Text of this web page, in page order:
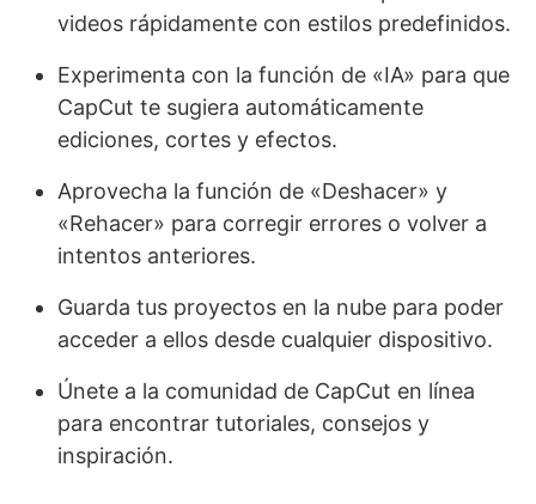
videos rápidamente con estilos predefinidos.
Experimenta con la función de «IA» para que
CapCut te sugiera automáticamente
ediciones, cortes y efectos.
Aprovecha la función de «Deshacer» y
«Rehacer» para corregir errores o volver a
intentos anteriores.
Guarda tus proyectos en la nube para poder
acceder a ellos desde cualquier dispositivo.
Únete a la comunidad de CapCut en línea
para encontrar tutoriales, consejos y
inspiración.